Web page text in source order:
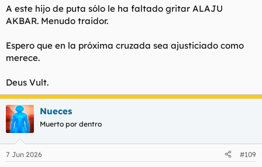
A este hijo de puta sólo le ha faltado gritar ALAJU
AKBAR. Menudo traidor.
Espero que en la próxima cruzada sea ajusticiado como
merece.
Deus Vult.
Nueces
Muerto por dentro
7 Jun 2026 #109